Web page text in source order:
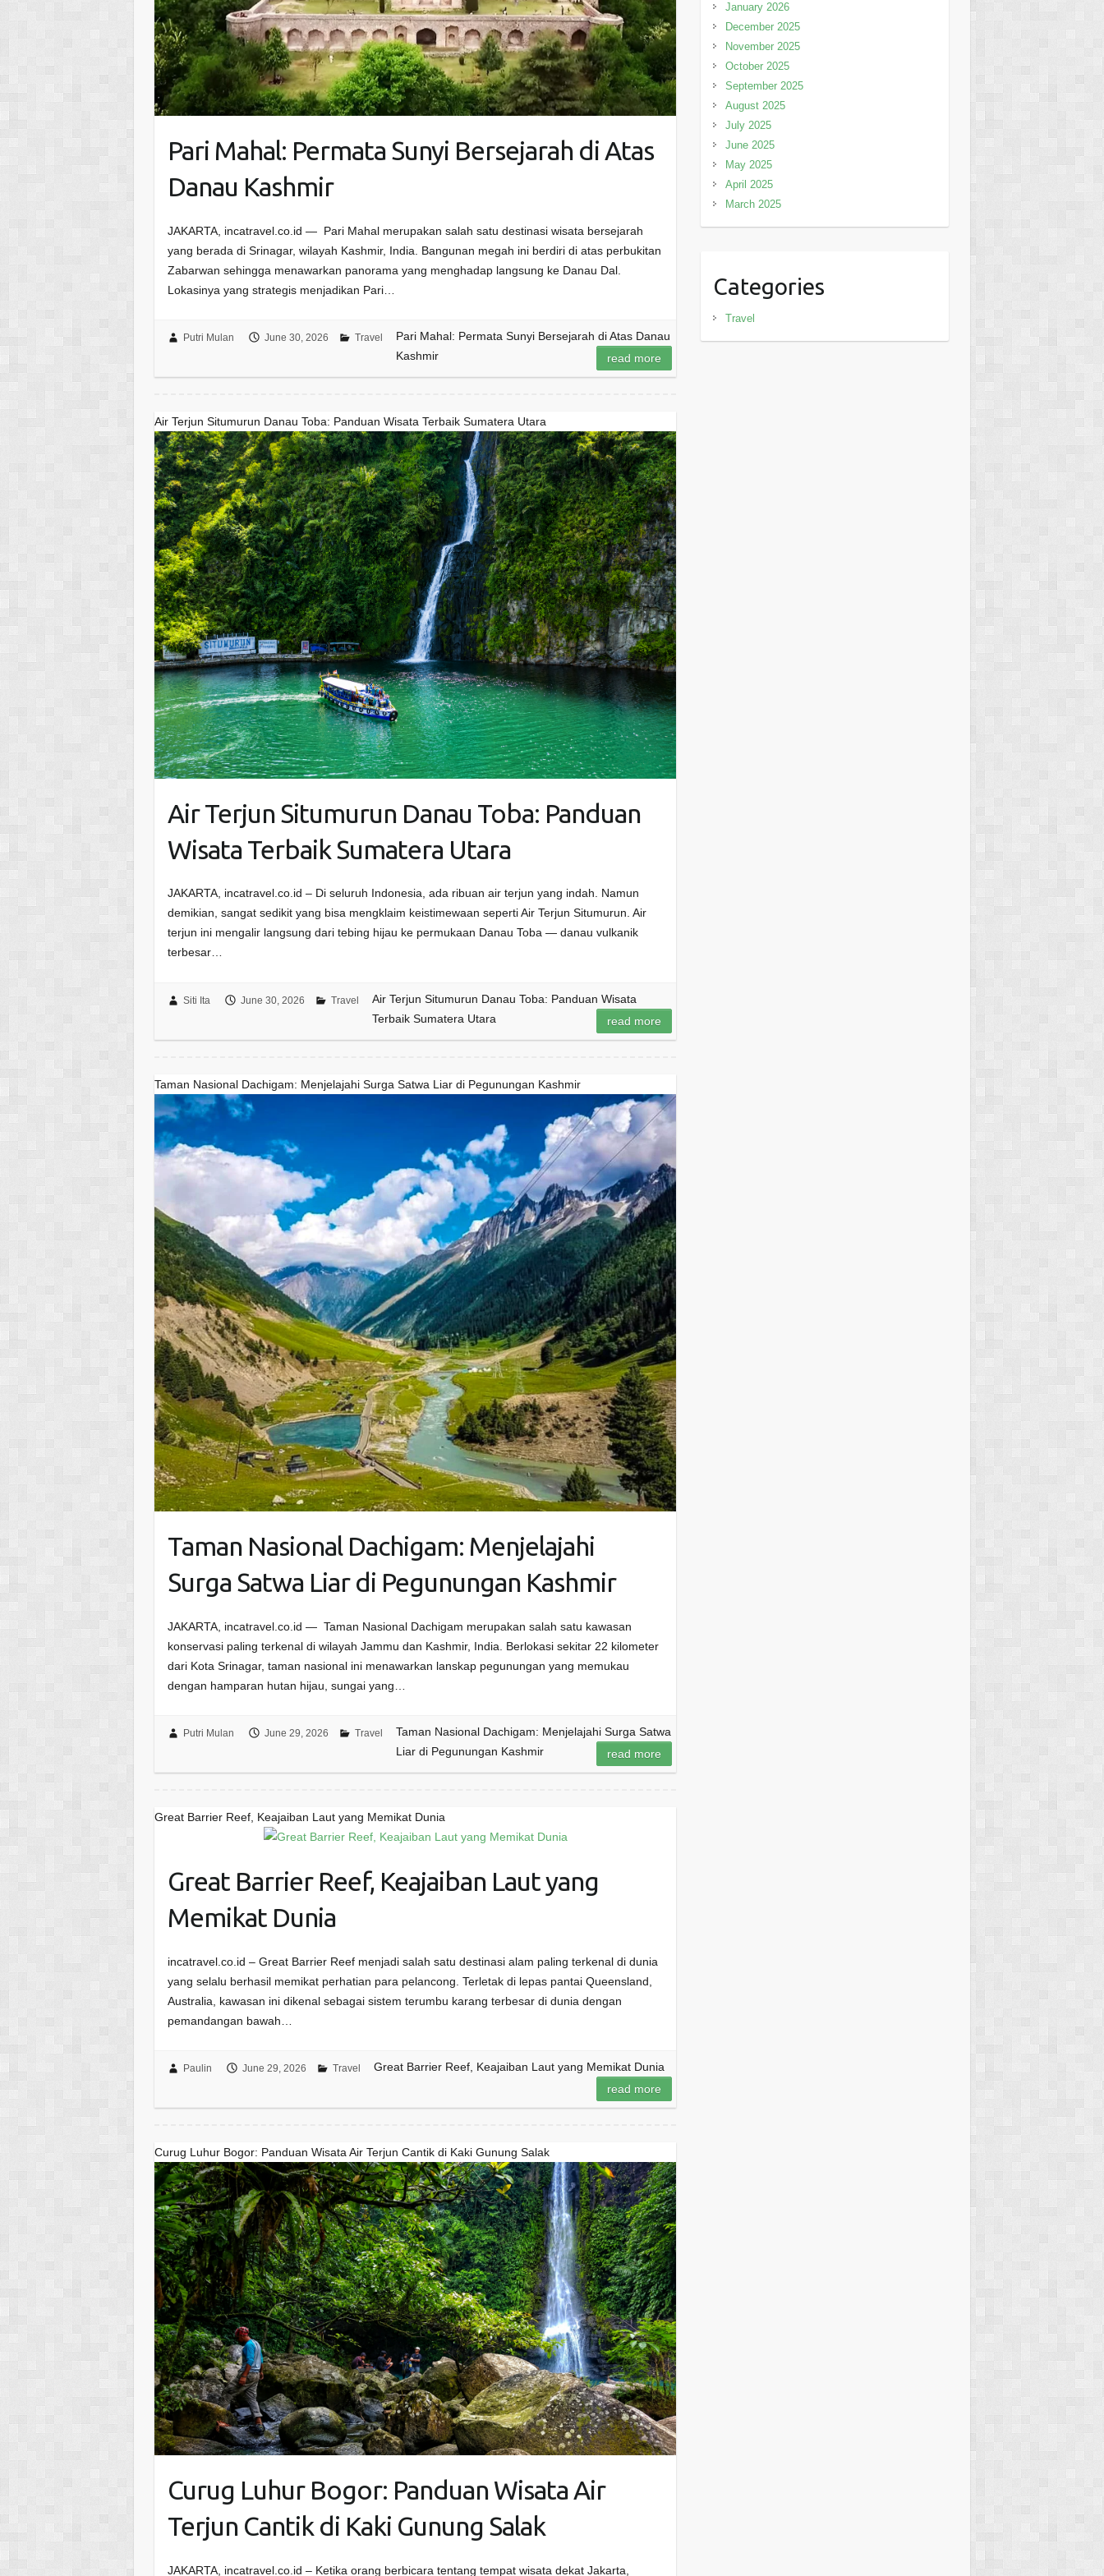
Pari Mahal: Permata Sunyi Bersejarah di Atas
Danau Kashmir
JAKARTA, incatravel.co.id — Pari Mahal merupakan salah satu destinasi wisata bersejarah
yang berada di Srinagar, wilayah Kashmir, India. Bangunan megah ini berdiri di atas perbukitan
Zabarwan sehingga menawarkan panorama yang menghadap langsung ke Danau Dal.
Lokasinya yang strategis menjadikan Pari…
Putri Mulan June 30, 2026 Travel
Pari Mahal: Permata Sunyi Bersejarah di Atas Danau
Kashmir
read more
Air Terjun Situmurun Danau Toba: Panduan Wisata Terbaik Sumatera Utara
Air Terjun Situmurun Danau Toba: Panduan
Wisata Terbaik Sumatera Utara
JAKARTA, incatravel.co.id – Di seluruh Indonesia, ada ribuan air terjun yang indah. Namun
demikian, sangat sedikit yang bisa mengklaim keistimewaan seperti Air Terjun Situmurun. Air
terjun ini mengalir langsung dari tebing hijau ke permukaan Danau Toba — danau vulkanik
terbesar…
Siti Ita June 30, 2026 Travel
Air Terjun Situmurun Danau Toba: Panduan Wisata
Terbaik Sumatera Utara
read more
Taman Nasional Dachigam: Menjelajahi Surga Satwa Liar di Pegunungan Kashmir
Taman Nasional Dachigam: Menjelajahi
Surga Satwa Liar di Pegunungan Kashmir
JAKARTA, incatravel.co.id — Taman Nasional Dachigam merupakan salah satu kawasan
konservasi paling terkenal di wilayah Jammu dan Kashmir, India. Berlokasi sekitar 22 kilometer
dari Kota Srinagar, taman nasional ini menawarkan lanskap pegunungan yang memukau
dengan hamparan hutan hijau, sungai yang…
Putri Mulan June 29, 2026 Travel
Taman Nasional Dachigam: Menjelajahi Surga Satwa
Liar di Pegunungan Kashmir
read more
Great Barrier Reef, Keajaiban Laut yang Memikat Dunia
Great Barrier Reef, Keajaiban Laut yang
Memikat Dunia
incatravel.co.id – Great Barrier Reef menjadi salah satu destinasi alam paling terkenal di dunia
yang selalu berhasil memikat perhatian para pelancong. Terletak di lepas pantai Queensland,
Australia, kawasan ini dikenal sebagai sistem terumbu karang terbesar di dunia dengan
pemandangan bawah…
Paulin June 29, 2026 Travel
Great Barrier Reef, Keajaiban Laut yang Memikat Dunia
read more
Curug Luhur Bogor: Panduan Wisata Air Terjun Cantik di Kaki Gunung Salak
Curug Luhur Bogor: Panduan Wisata Air
Terjun Cantik di Kaki Gunung Salak
JAKARTA, incatravel.co.id – Ketika orang berbicara tentang tempat wisata dekat Jakarta,
January 2026
December 2025
November 2025
October 2025
September 2025
August 2025
July 2025
June 2025
May 2025
April 2025
March 2025
Categories
Travel